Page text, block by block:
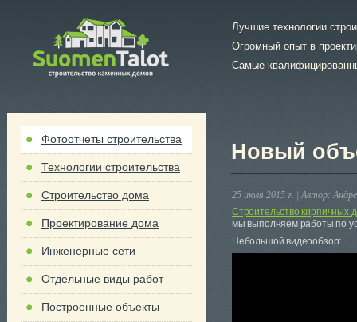
Лучшие технологии
Огромный опыт в
Самые
Фотоотчеты строительства
Технологии строительства
Строительство дома
Проектирование дома
Инженерные сети
Отдельные виды работ
Построенные объекты
Новый
25 июля 2015 г. | Автор:
Строительство кирпичных
мы выполняем работы по
Небольшой видеообзор: